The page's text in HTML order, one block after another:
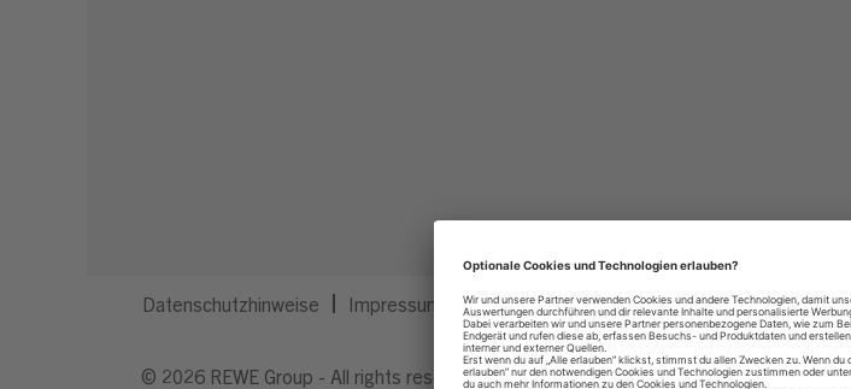
Datenschutzhinweise Impressum Privatsphäre-Einstellungen
© 2026 REWE Group - All rights reserved